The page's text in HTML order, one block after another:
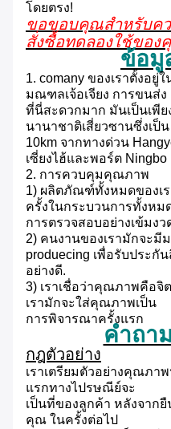
โดยตรง!
ขอขอบคุณสำหรับค
สั่งซื้อทดลองใช้ของ
ข้อมู
1. comany ของเราตั้งอยู่
มณฑลเจ้อเจียง การขนส่ง
ที่นี่สะดวกมาก มันเป็นเพี
นานาชาติเสี่ยวซานซึ่งเป็น
10km จากทางด่วน
เซี่ยงไฮ้และพอร์ต Ningbo
2. การควบคุมคุณภาพ
1) ผลิตภัณฑ์ทั้งหมดของเ
ครั้งในกระบวนการทั้งหม
การตรวจสอบอย่างเข้มง
2) คนงานของเรามักจะมี
produecing เพื่อรับประกั
อย่างดี.
3) เราเชื่อว่าคุณภาพคือ
เรามักจะใส่คุณภาพเป็น
การพิจารณาครั้งแรก
คำถา
กฎตัวอย่าง
เราเตรียมตัวอย่างคุณภา
แรกทางไปรษณีย์จะ
เป็นที่ของลูกค้า หลังจากยื
คุณ ในครั้งต่อไป